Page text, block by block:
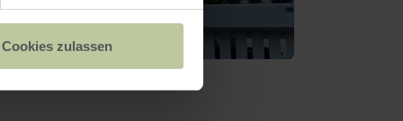
Cookies zulassen